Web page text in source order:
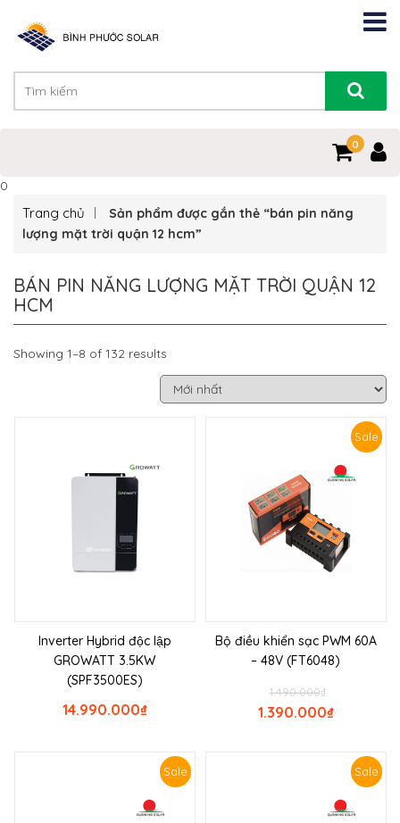
0
0
Trang chủ
Sản phẩm được gắn thẻ “bán pin năng
lượng mặt trời quận 12 hcm”
BÁN PIN NĂNG LƯỢNG MẶT TRỜI QUẬN 12
HCM
Showing 1–8 of 132 results
Inverter Hybrid độc lập
GROWATT 3.5KW
(SPF3500ES)
₫
14.990.000
Sale
Bộ điều khiển sạc PWM 60A
– 48V (FT6048)
₫
1.490.000
₫
1.390.000
Sale Sale